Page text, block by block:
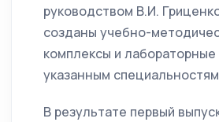
руководством В.И.
созданы учебно-
комплексы и
указанным
В результате первый